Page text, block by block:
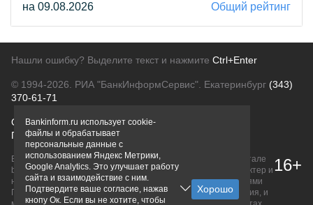
на 09.08.2026 Общий рейтинг
Нашли ошибку? Выделите текст и нажмите Ctrl+Enter
© 1994-2026. РИА "БанкИнформСервис". Екатеринбург (343)
370-61-71
О проектеПолитика конфиденциальности
Правовая информацияДля рекламодателей
Вся информация о продуктах банков, размещенная на портале
bankinform.ru, носит исключительно ознакомительный характер и
не является публичной офертой, определяемой положениями
ГК РФ. Информация не содержит точного и полного описания, и
16+
Bankinform.ru использует cookie-
файлы и обрабатывает
персональные данные с
использованием Яндекс Метрики,
Google Analytics. Это улучшает работу
сайта и взаимодействие с ним.
Подтвердите ваше согласие, нажав
кнопу Ок. Если вы не хотите, чтобы